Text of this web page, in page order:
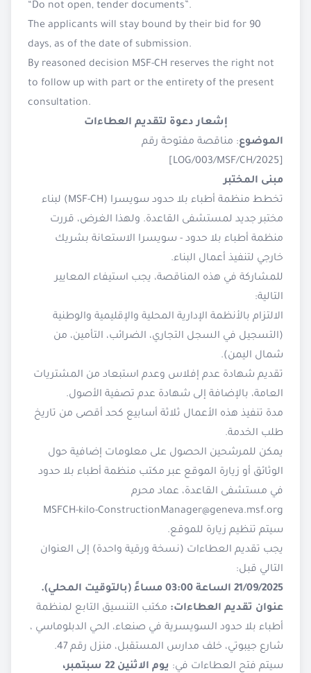
“Do not open, tender documents”.
The applicants will stay bound by their bid for 90
days, as of the date of submission.
By reasoned decision MSF-CH reserves the right not
to follow up with part or the entirety of the present
consultation.
إشعار دعوة لتقديم العطاءات
الموضوع: مناقصة مفتوحة رقم
[2025/LOG/003/MSF/CH]
مبنى المختبر
تخطط منظمة أطباء بلا حدود سويسرا (MSF-CH) لبناء
مختبر جديد لمستشفى القاعدة. ولهذا الغرض، قررت
منظمة أطباء بلا حدود - سويسرا الاستعانة بشريك
خارجي لتنفيذ أعمال البناء.
للمشاركة في هذه المناقصة، يجب استيفاء المعايير
التالية:
الالتزام بالأنظمة الإدارية المحلية والإقليمية والوطنية
(التسجيل في السجل التجاري، الضرائب، التأمين، من
شمال اليمن).
تقديم شهادة عدم إفلاس وعدم استبعاد من المشتريات
العامة، بالإضافة إلى شهادة عدم تصفية الأصول.
مدة تنفيذ هذه الأعمال ثلاثة أسابيع كحد أقصى من تاريخ
طلب الخدمة.
يمكن للمرشحين الحصول على معلومات إضافية حول
الوثائق أو زيارة الموقع عبر مكتب منظمة أطباء بلا حدود
في مستشفى القاعدة، عماد محرم
MSFCH-kilo-ConstructionManager@geneva.msf.org
سيتم تنظيم زيارة للموقع.
يجب تقديم العطاءات (نسخة ورقية واحدة) إلى العنوان
التالي قبل:
21/09/2025 الساعة 03:00 مساءً (بالتوقيت المحلي).
عنوان تقديم العطاءات: مكتب التنسيق التابع لمنظمة
أطباء بلا حدود السويسرية في صنعاء، الحي الدبلوماسي ،
شارع جيبوتي، خلف مدارس المستقبل، منزل رقم 47.
سيتم فتح العطاءات في:
يوم الاثنين 22 سبتمبر،